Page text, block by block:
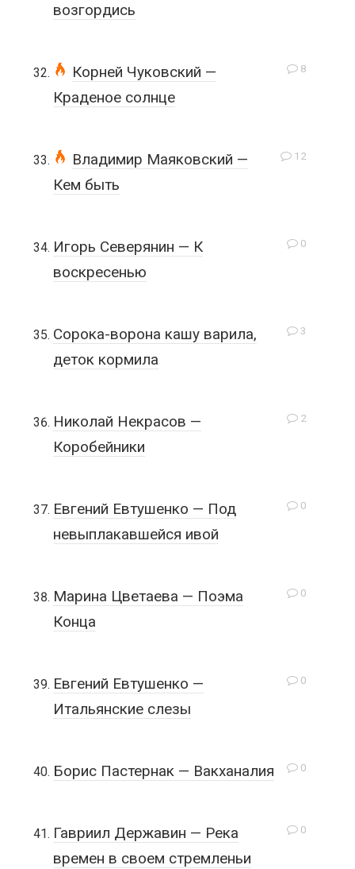
возгордись
8
Корней Чуковский —
Краденое солнце
12
Владимир Маяковский —
Кем быть
0
Игорь Северянин — К
воскресенью
3
Сорока-ворона кашу варила,
деток кормила
2
Николай Некрасов —
Коробейники
0
Евгений Евтушенко — Под
невыплакавшейся ивой
0
Марина Цветаева — Поэма
Конца
0
Евгений Евтушенко —
Итальянские слезы
0
Борис Пастернак — Вакханалия
0
Гавриил Державин — Река
времен в своем стремленьи